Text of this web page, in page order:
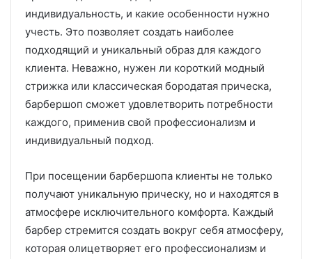
индивидуальность, и какие особенности нужно
учесть. Это позволяет создать наиболее
подходящий и уникальный образ для каждого
клиента. Неважно, нужен ли короткий модный
стрижка или классическая бородатая прическа,
барбершоп сможет удовлетворить потребности
каждого, применив свой профессионализм и
индивидуальный подход.
При посещении барбершопа клиенты не только
получают уникальную прическу, но и находятся в
атмосфере исключительного комфорта. Каждый
барбер стремится создать вокруг себя атмосферу,
которая олицетворяет его профессионализм и